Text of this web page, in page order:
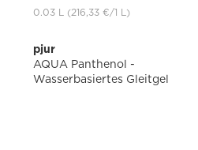
0.03 L (216,33 €/1 L)
pjur
AQUA Panthenol -
Wasserbasiertes Gleitgel